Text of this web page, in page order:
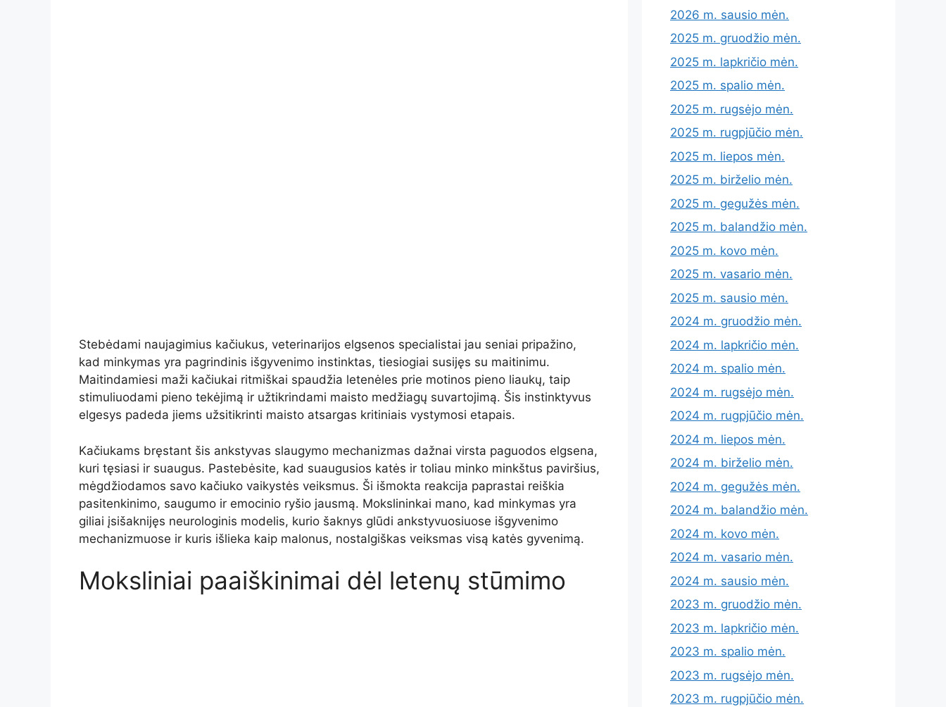
Stebėdami naujagimius kačiukus, veterinarijos elgsenos specialistai jau seniai pripažino,
kad minkymas yra pagrindinis išgyvenimo instinktas, tiesiogiai susijęs su maitinimu.
Maitindamiesi maži kačiukai ritmiškai spaudžia letenėles prie motinos pieno liaukų, taip
stimuliuodami pieno tekėjimą ir užtikrindami maisto medžiagų suvartojimą. Šis instinktyvus
elgesys padeda jiems užsitikrinti maisto atsargas kritiniais vystymosi etapais.
Kačiukams bręstant šis ankstyvas slaugymo mechanizmas dažnai virsta paguodos elgsena,
kuri tęsiasi ir suaugus. Pastebėsite, kad suaugusios katės ir toliau minko minkštus paviršius,
mėgdžiodamos savo kačiuko vaikystės veiksmus. Ši išmokta reakcija paprastai reiškia
pasitenkinimo, saugumo ir emocinio ryšio jausmą. Mokslininkai mano, kad minkymas yra
giliai įsišaknijęs neurologinis modelis, kurio šaknys glūdi ankstyvuosiuose išgyvenimo
mechanizmuose ir kuris išlieka kaip malonus, nostalgiškas veiksmas visą katės gyvenimą.
Moksliniai paaiškinimai dėl letenų stūmimo
2026 m. sausio mėn.
2025 m. gruodžio mėn.
2025 m. lapkričio mėn.
2025 m. spalio mėn.
2025 m. rugsėjo mėn.
2025 m. rugpjūčio mėn.
2025 m. liepos mėn.
2025 m. birželio mėn.
2025 m. gegužės mėn.
2025 m. balandžio mėn.
2025 m. kovo mėn.
2025 m. vasario mėn.
2025 m. sausio mėn.
2024 m. gruodžio mėn.
2024 m. lapkričio mėn.
2024 m. spalio mėn.
2024 m. rugsėjo mėn.
2024 m. rugpjūčio mėn.
2024 m. liepos mėn.
2024 m. birželio mėn.
2024 m. gegužės mėn.
2024 m. balandžio mėn.
2024 m. kovo mėn.
2024 m. vasario mėn.
2024 m. sausio mėn.
2023 m. gruodžio mėn.
2023 m. lapkričio mėn.
2023 m. spalio mėn.
2023 m. rugsėjo mėn.
2023 m. rugpjūčio mėn.